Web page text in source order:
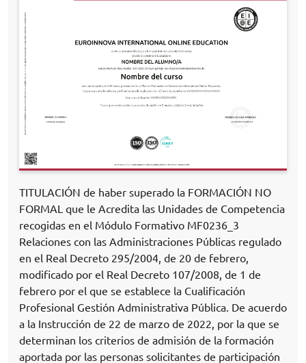
TITULACIÓN de haber superado la FORMACIÓN NO
FORMAL que le Acredita las Unidades de Competencia
recogidas en el Módulo Formativo MF0236_3
Relaciones con las Administraciones Públicas regulado
en el Real Decreto 295/2004, de 20 de febrero,
modificado por el Real Decreto 107/2008, de 1 de
febrero por el que se establece la Cualificación
Profesional Gestión Administrativa Pública. De acuerdo
a la Instrucción de 22 de marzo de 2022, por la que se
determinan los criterios de admisión de la formación
aportada por las personas solicitantes de participación